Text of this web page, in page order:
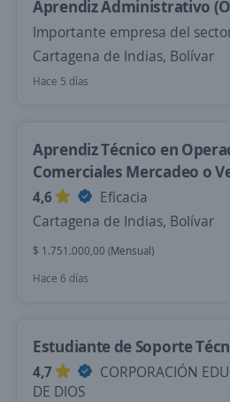
Aprendiz Administrativo
Importante empresa del
Cartagena de Indias, Bolívar
Hace 5 días
Aprendiz Técnico en
Comerciales Mercadeo o
4,6
Eficacia
Cartagena de Indias, Bolívar
$ 1.751.000,00 (Mensual)
Hace 6 días
Estudiante de Soporte
4,7
CORPORACIÓN
DE DIOS